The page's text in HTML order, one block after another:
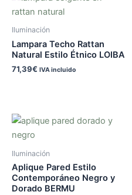
Iluminación
Lampara Techo Rattan
Natural Estilo Étnico LOIBA
71,39€ IVA incluido
Iluminación
Aplique Pared Estilo
Contemporáneo Negro y
Dorado BERMU